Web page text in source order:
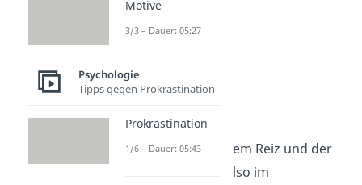
Alles was zwischen dem Reiz und der
Reaktion passiert – also im
Motive
3/3 – Dauer: 05:27
Psychologie
Tipps gegen Prokrastination
Prokrastination
1/6 – Dauer: 05:43